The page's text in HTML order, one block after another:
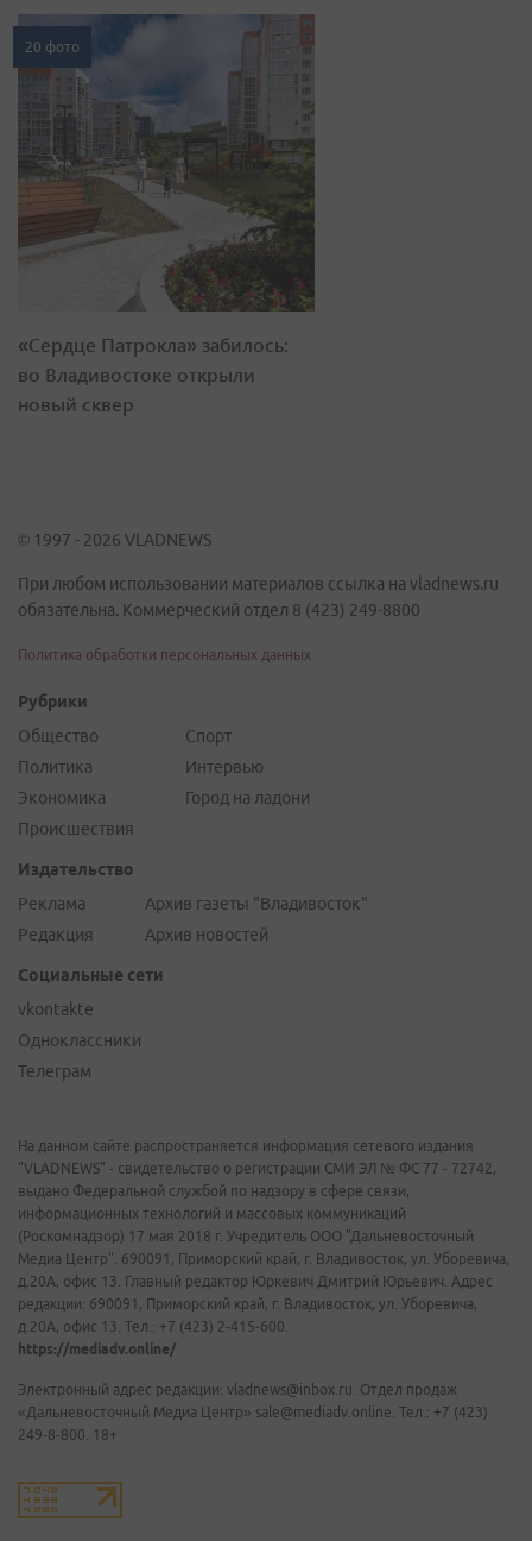
20 фото
«Сердце Патрокла» забилось:
во Владивостоке открыли
новый сквер
© 1997 - 2026 VLADNEWS
При любом использовании материалов ссылка на vladnews.ru
обязательна. Коммерческий отдел 8 (423) 249-8800
Политика обработки персональных данных
Рубрики
Общество
Политика
Экономика
Происшествия
Спорт
Интервью
Город на ладони
Издательство
Реклама
Редакция
Архив газеты "Владивосток"
Архив новостей
Социальные сети
vkontakte
Одноклассники
Телеграм
На данном сайте распространяется информация сетевого издания
"VLADNEWS" - свидетельство о регистрации СМИ ЭЛ № ФС 77 - 72742,
выдано Федеральной службой по надзору в сфере связи,
информационных технологий и массовых коммуникаций
(Роскомнадзор) 17 мая 2018 г. Учредитель ООО "Дальневосточный
Медиа Центр". 690091, Приморский край, г. Владивосток, ул. Уборевича,
д.20А, офис 13. Главный редактор Юркевич Дмитрий Юрьевич. Адрес
редакции: 690091, Приморский край, г. Владивосток, ул. Уборевича,
д.20А, офис 13. Тел.: +7 (423) 2-415-600.
https://mediadv.online/
Электронный адрес редакции: vladnews@inbox.ru. Отдел продаж
«Дальневосточный Медиа Центр» sale@mediadv.online. Тел.: +7 (423)
249-8-800. 18+